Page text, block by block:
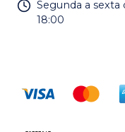
Segunda a sexta
18:00